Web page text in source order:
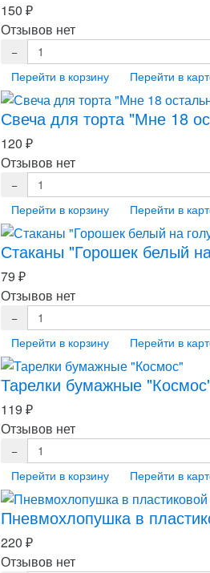
150 ₽
Отзывов нет
Перейти в корзину Перейти в
Свеча для торта "Мне 18
120 ₽
Отзывов нет
Перейти в корзину Перейти в
Стаканы "Горошек белый
79 ₽
Отзывов нет
Перейти в корзину Перейти в
Тарелки бумажные
119 ₽
Отзывов нет
Перейти в корзину Перейти в
Пневмохлопушка в
220 ₽
Отзывов нет